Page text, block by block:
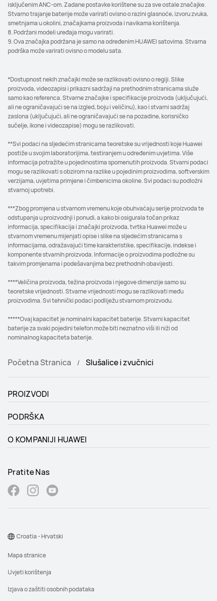
isključenim ANC-om. Zadane postavke korištene su za sve ostale značajke.
Stvarno trajanje baterije može varirati ovisno o razini glasnoće, izvoru zvuka,
smetnjama u okolini, značajkama proizvoda i navikama korištenja.
8. Podržani modeli uređaja mogu varirati.
9. Ova značajka podržana je samo na određenim HUAWEI satovima. Stvarna
podrška može varirati ovisno o modelu sata.
*Dostupnost nekih značajki može se razlikovati ovisno o regiji. Slike
proizvoda, videozapisi i prikazni sadržaji na prethodnim stranicama služe
samo kao referenca. Stvarne značajke i specifikacije proizvoda (uključujući,
ali ne ograničavajući se na izgled, boju i veličinu), kao i stvarni sadržaj
zaslona (uključujući, ali ne ograničavajući se na pozadine, korisničko
sučelje, ikone i videozapise) mogu se razlikovati.
**Svi podaci na sljedećim stranicama teoretske su vrijednosti koje Huawei
postiže u svojim laboratorijima, testiranjem u određenim uvjetima. Više
informacija potražite u pojedinostima spomenutih proizvoda. Stvarni podaci
mogu se razlikovati s obzirom na razlike u pojedinim proizvodima, softverskim
verzijama, uvjetima primjene i čimbenicima okoline. Svi podaci su podložni
stvarnoj upotrebi.
***Zbog promjena u stvarnom vremenu koje obuhvaćaju serije proizvoda te
odstupanja u proizvodnji i ponudi, a kako bi osigurala točan prikaz
informacija, specifikacija i značajki proizvoda, tvrtka Huawei može u
stvarnom vremenu mijenjati opise i slike na sljedećim stranicama s
informacijama, odražavajući time karakteristike, specifikacije, indekse i
komponente stvarnih proizvoda. Informacije o proizvodima podložne su
takvim promjenama i podešavanjima bez prethodnih obavijesti.
****Veličina proizvoda, težina proizvoda i njegove dimenzije samo su
teoretske vrijednosti. Stvarne vrijednosti mogu se razlikovati među
proizvodima. Svi tehnički podaci podliježu stvarnom proizvodu.
*****Ovaj kapacitet je nominalni kapacitet baterije. Stvarni kapacitet
baterije za svaki pojedini telefon može biti neznatno viši ili niži od
nominalnog kapaciteta baterije.
Početna Stranica Slušalice i zvučnici
PROIZVODI
PODRŠKA
O KOMPANIJI HUAWEI
Pratite Nas
Mapa stranice
Uvjeti korištenja
Izjava o zaštiti osobnih podataka
Croatia - Hrvatski